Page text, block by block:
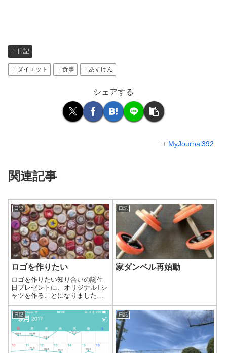
日記
ダイエット 食事 あすけん
シェアする
MyJournal392
関連記事
日記
ロゴを作りたい
ロゴを作りたい知り合いの誕生
日プレゼントに、オリジナルTシ
ャツを作ることになりました。
ロゴを作って後ろの首の下か、
胸元のワンポイントに配置し
て、デザインが決まればSUZURI
で作ろうと考えています。ここ
で1つ問題があります。そもそも
ロゴのデ...
日記
家ダンベル再始動
日記 日記